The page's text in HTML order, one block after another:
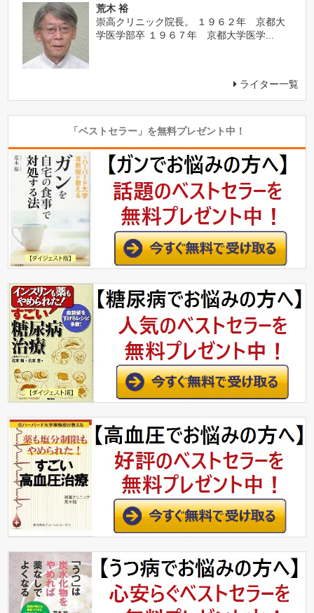
荒木 裕
崇高クリニック院長。 １９６２年 京都大
学医学部卒 １９６７年 京都大学医学...
ライター一覧
「ベストセラー」を無料プレゼント中！